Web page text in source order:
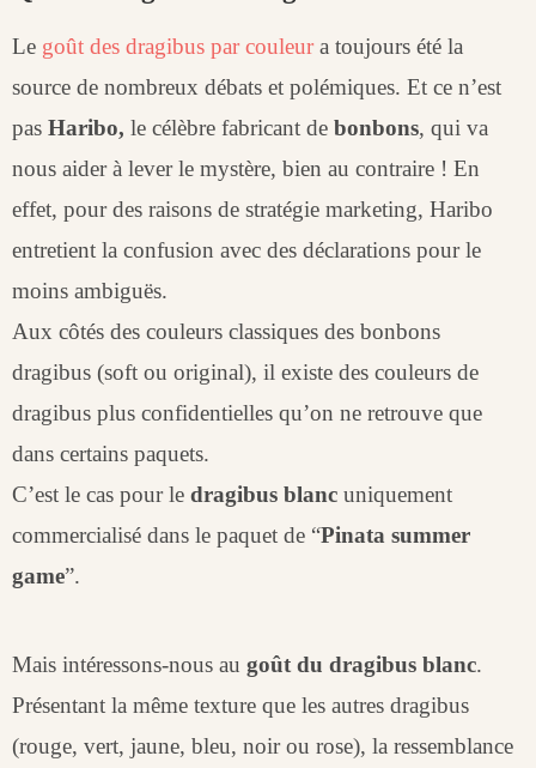
Le goût des dragibus par couleura toujours été la
source de nombreux débats et polémiques. Et ce n’est
pas Haribo, le célèbre fabricant de bonbons, qui va
nous aider à lever le mystère, bien au contraire ! En
effet, pour des raisons de stratégie marketing, Haribo
entretient la confusion avec des déclarations pour le
moins ambiguës.
Aux côtés des couleurs classiques des bonbons
dragibus (soft ou original), il existe des couleurs de
dragibus plus confidentielles qu’on ne retrouve que
dans certains paquets.
C’est le cas pour le dragibus blanc uniquement
commercialisé dans le paquet de “Pinata summer
game”.
Mais intéressons-nous au goût du dragibus blanc.
Présentant la même texture que les autres dragibus
(rouge, vert, jaune, bleu, noir ou rose), la ressemblance